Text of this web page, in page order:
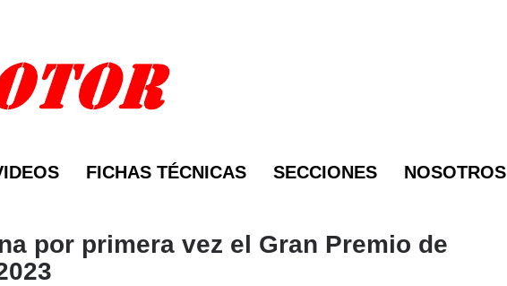
FICHAS TÉCNICAS SECCIONES NOSOTROS
por primera vez el Gran Premio de